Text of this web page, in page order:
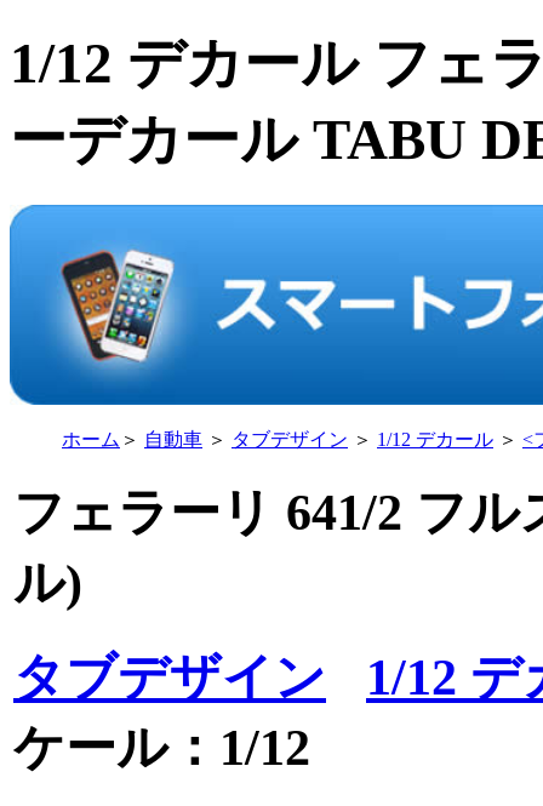
1/12 デカール フェ
ーデカール TABU
ホーム ＞ 自動車 ＞ タブデザイン ＞ 1/12 デカール ＞ <
フェラーリ 641/2 フ
ル)
タブデザイン
1/12
ケール：1/12